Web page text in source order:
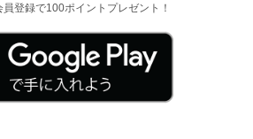
員登録で100ポイントプレゼント！